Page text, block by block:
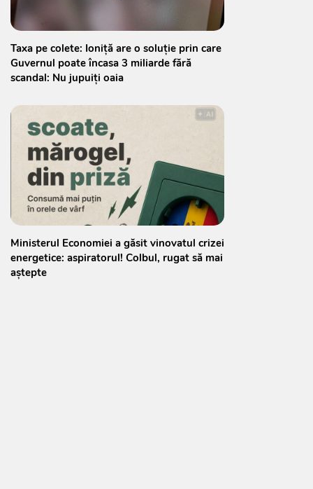
Taxa pe colete: Ioniță are o soluție prin care
Guvernul poate încasa 3 miliarde fără
scandal: Nu jupuiți oaia
Ministerul Economiei a găsit vinovatul crizei
energetice: aspiratorul! Colbul, rugat să mai
aștepte